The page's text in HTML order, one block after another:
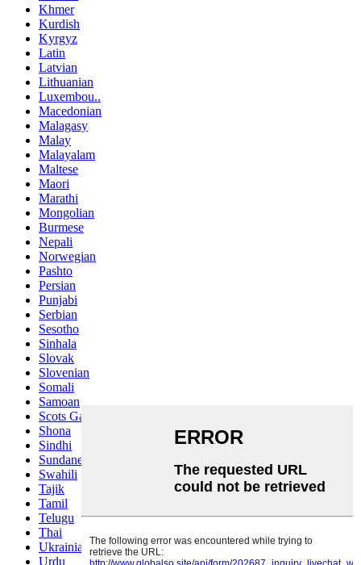
Khmer
Kurdish
Kyrgyz
Latin
Latvian
Lithuanian
Luxembou..
Macedonian
Malagasy
Malay
Malayalam
Maltese
Maori
Marathi
Mongolian
Burmese
Nepali
Norwegian
Pashto
Persian
Punjabi
Serbian
Sesotho
Sinhala
Slovak
Slovenian
Somali
Samoan
Scots Gaelic
Shona
Sindhi
Sundanese
Swahili
Tajik
Tamil
Telugu
Thai
Ukrainian
Urdu